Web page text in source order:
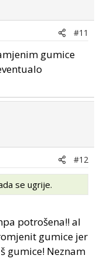
#11
gumice
#12
se ugrije.
potrošena!! al
gumice jer
gumice! Neznam